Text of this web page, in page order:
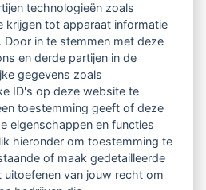
professionals in 14
& kennisbank
(LVSC keurmerk)
technologieën zoals
krijgen tot apparaat informatie
in te stemmen met deze
en derde partijen in de
gegevens zoals
ID's op deze website te
toestemming geeft of deze
eigenschappen en functies
hieronder om toestemming te
of maak gedetailleerde
van jouw recht om